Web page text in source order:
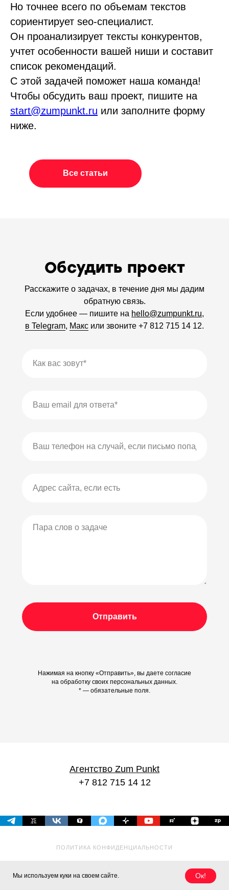
Но точнее всего по объемам текстов
сориентирует seo-специалист.
Он проанализирует тексты конкурентов,
учтет особенности вашей ниши и составит
список рекомендаций.
С этой задачей поможет наша команда!
Чтобы обсудить ваш проект, пишите на
start@zumpunkt.ru или заполните форму
ниже.
Все статьи
Обсудить проект
Расскажите о задачах, в течение дня мы дадим
обратную связь.
Если удобнее — пишите на hello@zumpunkt.ru,
в Telegram, Макс или звоните +7 812 715 14 12.
Отправить
Нажимая на кнопку «Отправить», вы даете согласие
на обработку своих персональных данных.
* — обязательные поля.
Агентство Zum Punkt
+7 812 715 14 12
ПОЛИТИКА КОНФИДЕНЦИАЛЬНОСТИ
Мы используем куки на своем сайте. Ок!